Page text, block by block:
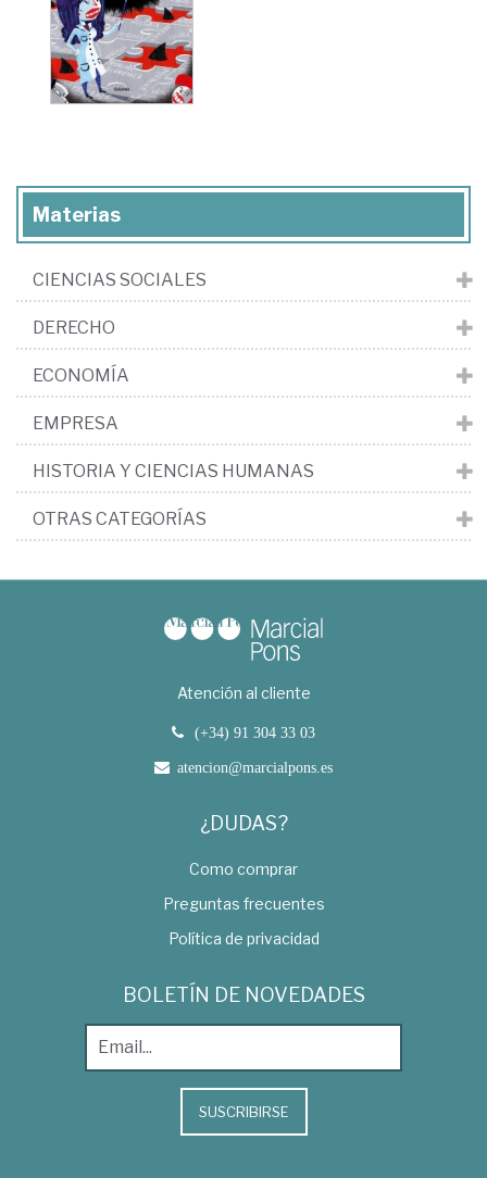
Materias
CIENCIAS SOCIALES
DERECHO
ECONOMÍA
EMPRESA
HISTORIA Y CIENCIAS HUMANAS
OTRAS CATEGORÍAS
Atención al cliente
(+34) 91 304 33 03
atencion@marcialpons.es
¿DUDAS?
Como comprar
Preguntas frecuentes
Política de privacidad
BOLETÍN DE NOVEDADES
SUSCRIBIRSE